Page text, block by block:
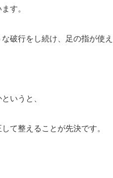
す。
破行をし続け、足の指が使
いうと、
て整えることが先決です。